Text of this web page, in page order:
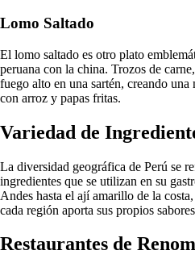
Lomo Saltado
El lomo saltado es otro plato
peruana con la china. Trozos de
fuego alto en una sartén, creando
con arroz y papas fritas.
Variedad de
La diversidad geográfica de Perú se
ingredientes que se utilizan en su
Andes hasta el ají amarillo de la
cada región aporta sus propios
Restaurantes de